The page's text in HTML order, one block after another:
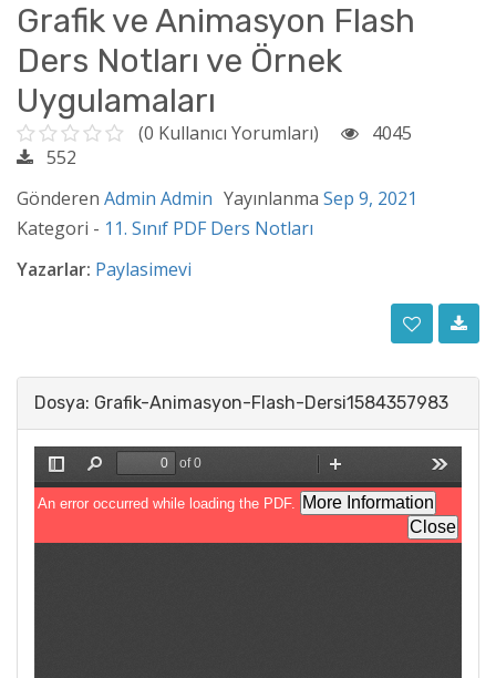
Grafik ve Animasyon Flash
Ders Notları ve Örnek
Uygulamaları
(0 Kullanıcı Yorumları)
4045
552
Gönderen Admin Admin Yayınlanma Sep 9, 2021
Kategori - 11. Sınıf PDF Ders Notları
Yazarlar: Paylasimevi
Dosya: Grafik-Animasyon-Flash-Dersi1584357983